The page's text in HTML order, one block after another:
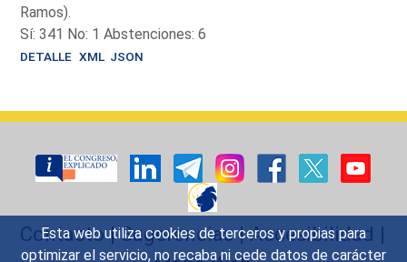
Esta web utiliza cookies de terceros y propias para
optimizar el servicio, no recaba ni cede datos de carácter
Ramos).
Sí: 341 No: 1 Abstenciones: 6
DETALLE XML JSON
Contacto|Sugerencias|Accesibilidad |